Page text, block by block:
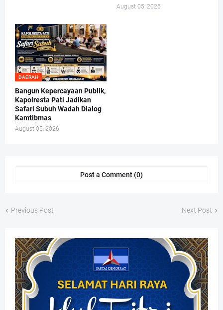
August 05, 2026
DAERAH
Bangun Kepercayaan Publik,
Kapolresta Pati Jadikan
Safari Subuh Wadah Dialog
Kamtibmas
August 05, 2026
Post a Comment (0)
Previous Post Next Post